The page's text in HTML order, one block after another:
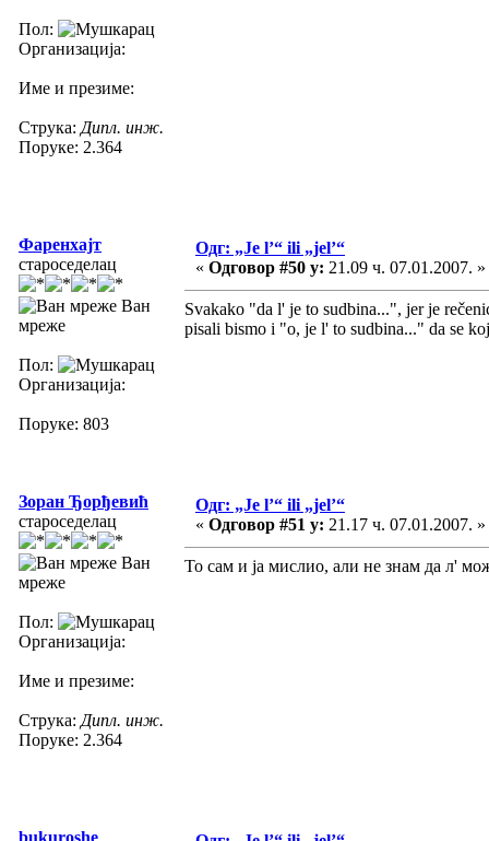
Пол:
Организација:
Име и презиме:
Струка: Дипл. инж.
Поруке: 2.364
Фаренхајт
староседелац
Ван
мреже
Пол:
Организација:
Поруке: 803
Одг: „Je l’“ ili „jel’“
« Одговор #50 у: 21.09 ч. 07.01.2007. »
Svakako "da l' je to sudbina...", jer je
pisali bismo i "o, je l' to sudbina..." da se
Зоран Ђорђевић
староседелац
Ван
мреже
Пол:
Организација:
Име и презиме:
Струка: Дипл. инж.
Поруке: 2.364
Одг: „Je l’“ ili „jel’“
« Одговор #51 у: 21.17 ч. 07.01.2007. »
То сам и ја мислио, али не знам да л'
bukuroshe